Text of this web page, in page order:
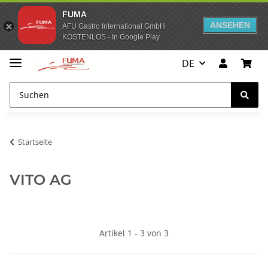
FUMA
AFU Gastro International GmbH
KOSTENLOS - In Google Play
ANSEHEN
DE
Startseite
VITO AG
Artikel 1 - 3 von 3